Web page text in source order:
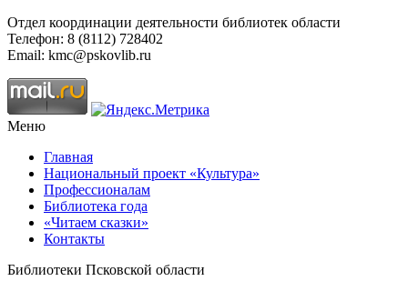
Отдел координации деятельности библиотек области
Телефон: 8 (8112) 728402
Email: kmc@pskovlib.ru
Меню
Главная
Национальный проект «Культура»
Профессионалам
Библиотека года
«Читаем сказки»
Контакты
Библиотеки Псковской области